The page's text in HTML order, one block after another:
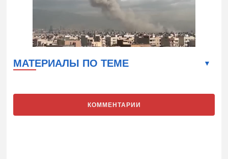
МАТЕРИАЛЫ ПО ТЕМЕ
КОММЕНТАРИИ